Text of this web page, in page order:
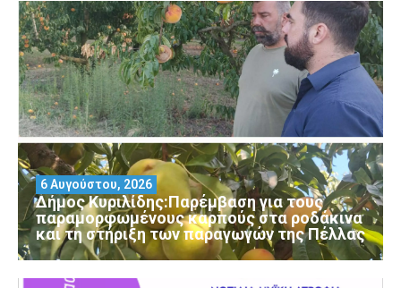
Δήμος Κυριλίδης:Παρέμβαση για τους
παραμορφωμένους καρπούς στα ροδάκινα
και τη στήριξη των παραγωγών της Πέλλας
6 Αυγούστου, 2026